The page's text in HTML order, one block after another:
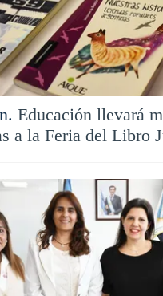
Educación llevará
a la Feria del Libro